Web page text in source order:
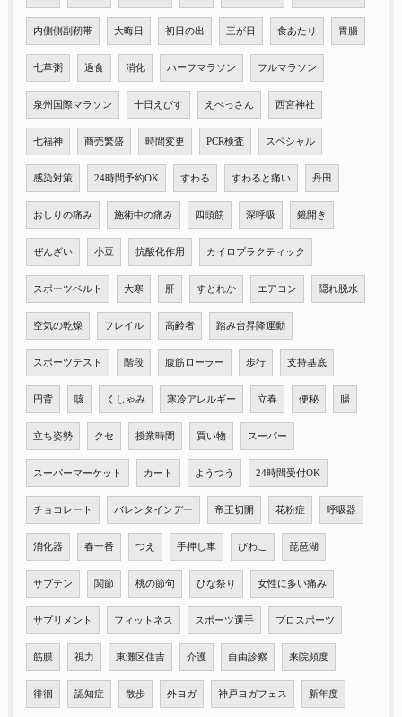
内側側副靭帯 大晦日 初日の出 三が日 食あたり 胃腸
七草粥 過食 消化 ハーフマラソン フルマラソン
泉州国際マラソン 十日えびす えべっさん 西宮神社
七福神 商売繁盛 時間変更 PCR検査 スペシャル
感染対策 24時間予約OK すわる すわると痛い 丹田
おしりの痛み 施術中の痛み 四頭筋 深呼吸 鏡開き
ぜんざい 小豆 抗酸化作用 カイロプラクティック
スポーツベルト 大寒 肝 すとれか エアコン 隠れ脱水
空気の乾燥 フレイル 高齢者 踏み台昇降運動
スポーツテスト 階段 腹筋ローラー 歩行 支持基底
円背 咳 くしゃみ 寒冷アレルギー 立春 便秘 腸
立ち姿勢 クセ 授業時間 買い物 スーパー
スーパーマーケット カート ようつう 24時間受付OK
チョコレート バレンタインデー 帝王切開 花粉症 呼吸器
消化器 春一番 つえ 手押し車 びわこ 琵琶湖
サブテン 関節 桃の節句 ひな祭り 女性に多い痛み
サプリメント フィットネス スポーツ選手 プロスポーツ
筋膜 視力 東灘区住吉 介護 自由診察 来院頻度
徘徊 認知症 散歩 外ヨガ 神戸ヨガフェス 新年度